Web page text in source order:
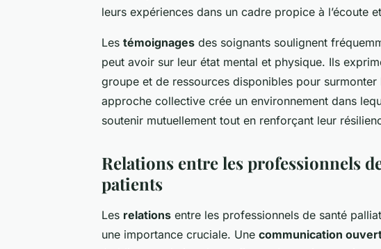
leurs expériences dans un cadre propice à l’écoute
Les témoignages des soignants soulignent
peut avoir sur leur état mental et physique. Ils
groupe et de ressources disponibles pour
approche collective crée un environnement dans
soutenir mutuellement tout en renforçant leur
Relations entre les professionnels
patients
Les relations entre les professionnels de santé
une importance cruciale. Une communication